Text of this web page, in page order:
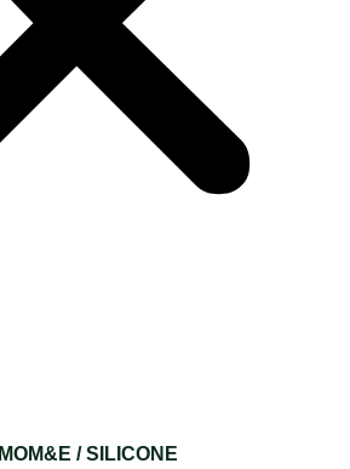
MOM&E / SILICONE